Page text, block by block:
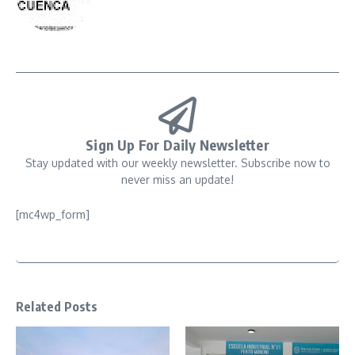
Sign Up For Daily Newsletter
Stay updated with our weekly newsletter. Subscribe now to
never miss an update!
[mc4wp_form]
Related Posts